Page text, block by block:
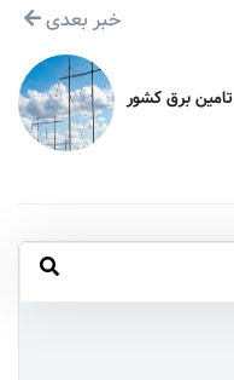
خبر بعدی